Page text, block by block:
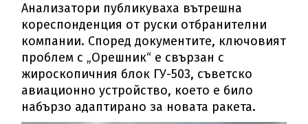
Анализатори публикуваха вътрешна
кореспонденция от руски отбранителни
компании. Според документите, ключовият
проблем с „Орешник“ е свързан с
жироскопичния блок ГУ-503, съветско
авиационно устройство, което е било
набързо адаптирано за новата ракета.